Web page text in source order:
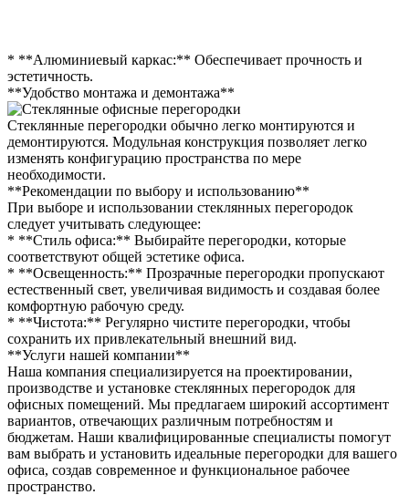
* **Алюминиевый каркас:** Обеспечивает прочность и
эстетичность.
**Удобство монтажа и демонтажа**
Стеклянные перегородки обычно легко монтируются и
демонтируются. Модульная конструкция позволяет легко
изменять конфигурацию пространства по мере
необходимости.
**Рекомендации по выбору и использованию**
При выборе и использовании стеклянных перегородок
следует учитывать следующее:
* **Стиль офиса:** Выбирайте перегородки, которые
соответствуют общей эстетике офиса.
* **Освещенность:** Прозрачные перегородки пропускают
естественный свет, увеличивая видимость и создавая более
комфортную рабочую среду.
* **Чистота:** Регулярно чистите перегородки, чтобы
сохранить их привлекательный внешний вид.
**Услуги нашей компании**
Наша компания специализируется на проектировании,
производстве и установке стеклянных перегородок для
офисных помещений. Мы предлагаем широкий ассортимент
вариантов, отвечающих различным потребностям и
бюджетам. Наши квалифицированные специалисты помогут
вам выбрать и установить идеальные перегородки для вашего
офиса, создав современное и функциональное рабочее
пространство.